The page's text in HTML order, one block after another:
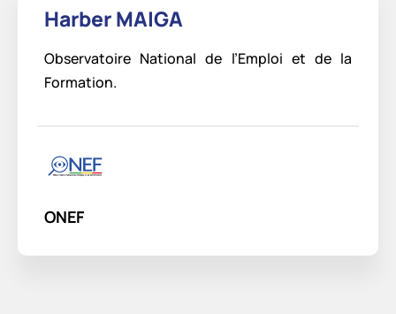
Harber MAIGA
Observatoire National de l’Emploi et de la
Formation.
ONEF